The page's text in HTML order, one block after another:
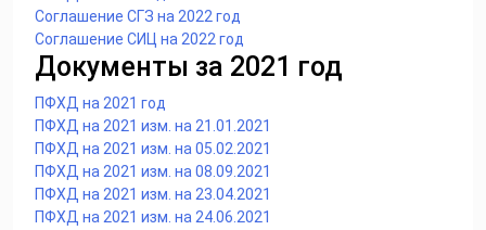
Соглашение СГЗ на 2022 год
Соглашение СИЦ на 2022 год
Документы за 2021 год
ПФХД на 2021 год
ПФХД на 2021 изм. на 21.01.2021
ПФХД на 2021 изм. на 05.02.2021
ПФХД на 2021 изм. на 08.09.2021
ПФХД на 2021 изм. на 23.04.2021
ПФХД на 2021 изм. на 24.06.2021